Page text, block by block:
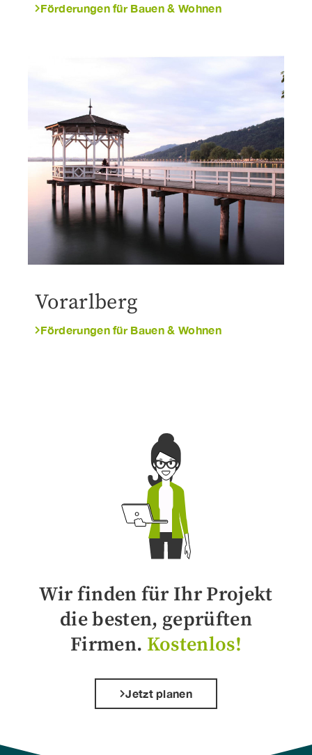
Förderungen für Bauen & Wohnen
Vorarlberg
Förderungen für Bauen & Wohnen
Wir finden für Ihr Projekt
die besten, geprüften
Firmen. Kostenlos!
Jetzt planen